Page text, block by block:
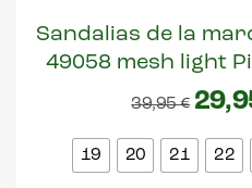
Sandalias de la
49058 mesh light
39,95€
19 20 21 22